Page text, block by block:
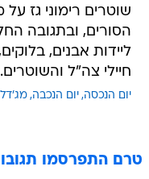
שוטרים רימוני גז
הסורים, ובתגובה
ליידות אבנים,
חיילי צה"ל והשוטרים.
יום הנכסה יום הנכבה
טרם התפרסמו